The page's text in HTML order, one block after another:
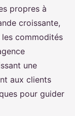
propres à
croissante,
commodités
une
aux clients
pour guider